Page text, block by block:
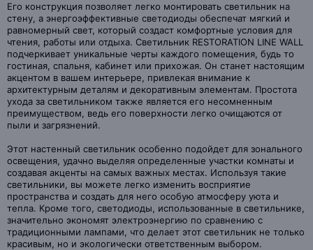
Его конструкция позволяет легко монтировать светильник на
стену, а энергоэффективные светодиоды обеспечат мягкий и
равномерный свет, который создаст комфортные условия для
чтения, работы или отдыха. Светильник RESTORATION LINE WALL
подчеркивает уникальные черты каждого помещения, будь то
гостиная, спальня, кабинет или прихожая. Он станет настоящим
акцентом в вашем интерьере, привлекая внимание к
архитектурным деталям и декоративным элементам. Простота
ухода за светильником также является его несомненным
преимуществом, ведь его поверхности легко очищаются от
пыли и загрязнений.
Этот настенный светильник особенно подойдет для зонального
освещения, удачно выделяя определенные участки комнаты и
создавая акценты на самых важных местах. Используя такие
светильники, вы можете легко изменить восприятие
пространства и создать для него особую атмосферу уюта и
тепла. Кроме того, светодиоды, использованные в светильнике,
значительно экономят электроэнергию по сравнению с
традиционными лампами, что делает этот светильник не только
красивым, но и экологически ответственным выбором.